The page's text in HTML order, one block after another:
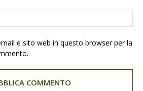
e sito web in questo browser per la